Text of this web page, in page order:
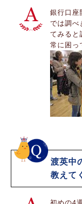
銀行口座
では調べ
てみると
常に困っ
渡英中
教えて